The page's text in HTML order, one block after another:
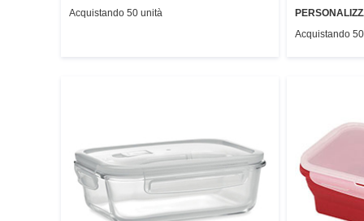
Acquistando 50 unità
Acquistando